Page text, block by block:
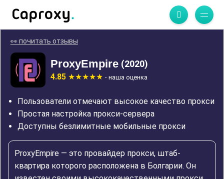
👀 почитать отзывы
ProxyEmpire (2020)
4.85 - наша оценка
Пользователи отмечают высокое качество прокси
Простая настройка прокси-сервера
Доступны безлимитные мобильные прокси
ProxyEmpire — это провайдер прокси, штаб-
квартира которого расположена в Болгарии. Он